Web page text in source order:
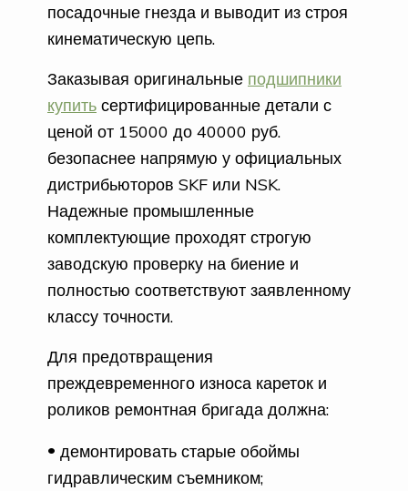
посадочные гнезда и выводит из строя
кинематическую цепь.
Заказывая оригинальные подшипники
купить сертифицированные детали с
ценой от 15000 до 40000 руб.
безопаснее напрямую у официальных
дистрибьюторов SKF или NSK.
Надежные промышленные
комплектующие проходят строгую
заводскую проверку на биение и
полностью соответствуют заявленному
классу точности.
Для предотвращения
преждевременного износа кареток и
роликов ремонтная бригада должна:
демонтировать старые обоймы
гидравлическим съемником;